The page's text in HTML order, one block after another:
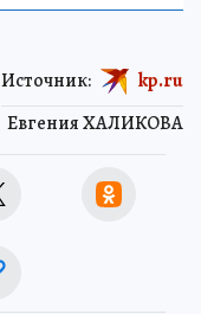
Евгения ХАЛИКОВА
Источник: kp.ru